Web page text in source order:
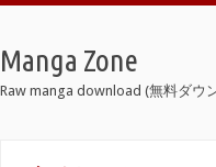
Manga Zone
Raw manga download (無料ダウ